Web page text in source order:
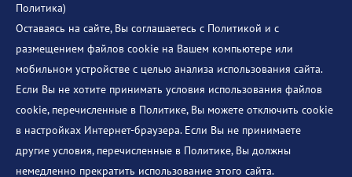
Политика)
Оставаясь на сайте, Вы соглашаетесь с Политикой и с
размещением файлов cookie на Вашем компьютере или
мобильном устройстве с целью анализа использования сайта.
Если Вы не хотите принимать условия использования файлов
cookie, перечисленные в Политике, Вы можете отключить cookie
в настройках Интернет-браузера. Если Вы не принимаете
другие условия, перечисленные в Политике, Вы должны
немедленно прекратить использование этого сайта.